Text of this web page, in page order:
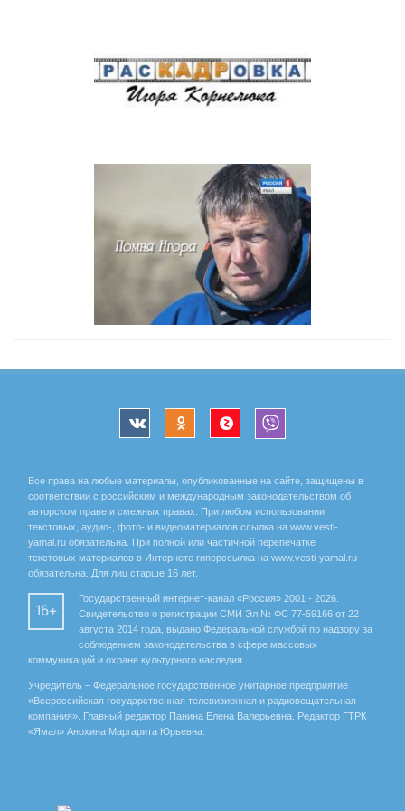
Все права на любые материалы, опубликованные на сайте, защищены в
соответствии с российским и международным законодательством об
авторском праве и смежных правах. При любом использовании
текстовых, аудио-, фото- и видеоматериалов ссылка на www.vesti-
yamal.ru обязательна. При полной или частичной перепечатке
текстовых материалов в Интернете гиперссылка на www.vesti-yamal.ru
обязательна. Для лиц старше 16 лет.
16+
Государственный интернет-канал «Россия» 2001 - 2026.
Свидетельство о регистрации СМИ Эл № ФС 77-59166 от 22
августа 2014 года, выдано Федеральной службой по надзору за
соблюдением законодательства в сфере массовых
коммуникаций и охране культурного наследия.
Учредитель – Федеральное государственное унитарное предприятие
«Всероссийская государственная телевизионная и радиовещательная
компания». Главный редактор Панина Елена Валерьевна. Редактор ГТРК
«Ямал» Анохина Маргарита Юрьевна.